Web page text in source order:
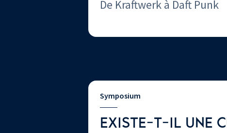
De Kraftwerk à Daft Punk
Symposium
EXISTE-T-IL UNE